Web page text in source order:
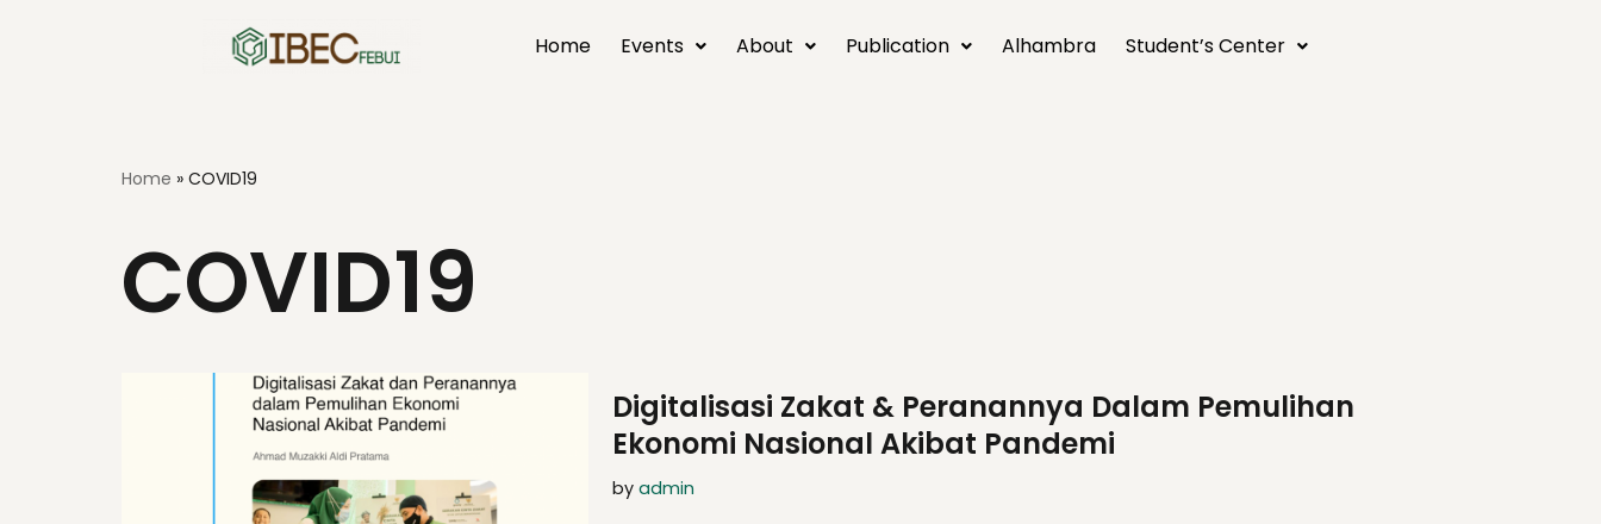
Home Events About Publication Alhambra Student’s Center
Home » COVID19
COVID19
Digitalisasi Zakat & Peranannya Dalam Pemulihan
Ekonomi Nasional Akibat Pandemi
by admin